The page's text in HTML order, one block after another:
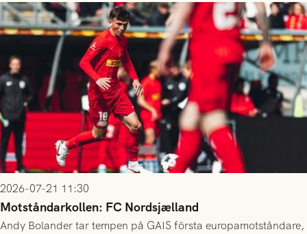
2026-07-21 11:30
Motståndarkollen: FC Nordsjælland
Andy Bolander tar tempen på GAIS första europamotståndare,